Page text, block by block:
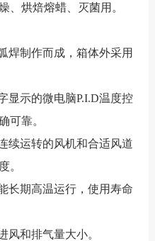
、烘焙熔蜡、灭菌用。
焊制作而成，箱体外采用
显示的微电脑P.I.D温度控
可靠。
续运转的风机和合适风道
。
长期高温运行，使用寿命
风和排气量大小。